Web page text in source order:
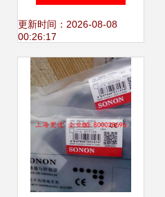
圆满举行
更新时间：2026-08-08
00:26:17